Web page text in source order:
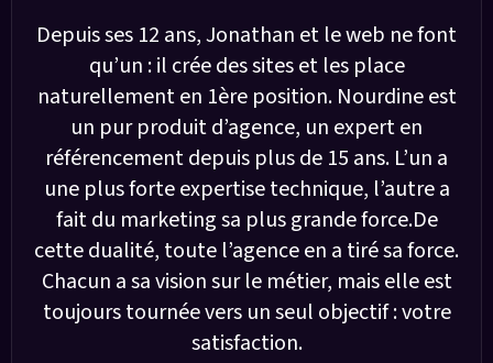
Depuis ses 12 ans, Jonathan et le web ne font
qu’un : il crée des sites et les place
naturellement en 1ère position. Nourdine est
un pur produit d’agence, un expert en
référencement depuis plus de 15 ans. L’un a
une plus forte expertise technique, l’autre a
fait du marketing sa plus grande force.De
cette dualité, toute l’agence en a tiré sa force.
Chacun a sa vision sur le métier, mais elle est
toujours tournée vers un seul objectif : votre
satisfaction.